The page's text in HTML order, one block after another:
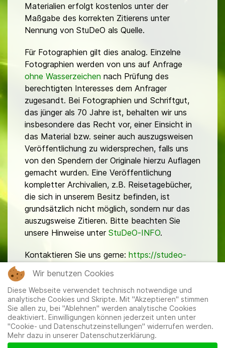
Materialien erfolgt kostenlos unter der
Maßgabe des korrekten Zitierens unter
Nennung von StuDeO als Quelle.
Für Fotographien gilt dies analog. Einzelne
Fotographien werden von uns auf Anfrage
ohne Wasserzeichen nach Prüfung des
berechtigten Interesses dem Anfrager
zugesandt. Bei Fotographien und Schriftgut,
das jünger als 70 Jahre ist, behalten wir uns
insbesondere das Recht vor, einer Einsicht in
das Material bzw. seiner auch auszugsweisen
Veröffentlichung zu widersprechen, falls uns
von den Spendern der Originale hierzu Auflagen
gemacht wurden. Eine Veröffentlichung
kompletter Archivalien, z.B. Reisetagebücher,
die sich in unserem Besitz befinden, ist
grundsätzlich nicht möglich, sondern nur das
auszugsweise Zitieren. Bitte beachten Sie
unsere Hinweise unter StuDeO-INFO.
Kontaktieren Sie uns gerne: https://studeo-
Mitglieder|Impressum|Datenschutzerklärung|Cookie-
Wir benutzen Cookies
Diese Webseite verwendet technisch notwendige und
analytische Cookies und Skripte. Mit "Akzeptieren" stimmen
Sie allen zu, bei "Ablehnen" werden analytische Cookies
deaktiviert. Einwilligungen können jederzeit unten unter
"Cookie- und Datenschutzeinstellungen" widerrufen werden.
Mehr dazu in unserer Datenschutzerklärung.